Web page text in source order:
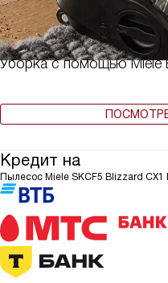
Уборка с помощью Miele
Кредит на
Пылесос Miele SKCF5 Blizzard CX1